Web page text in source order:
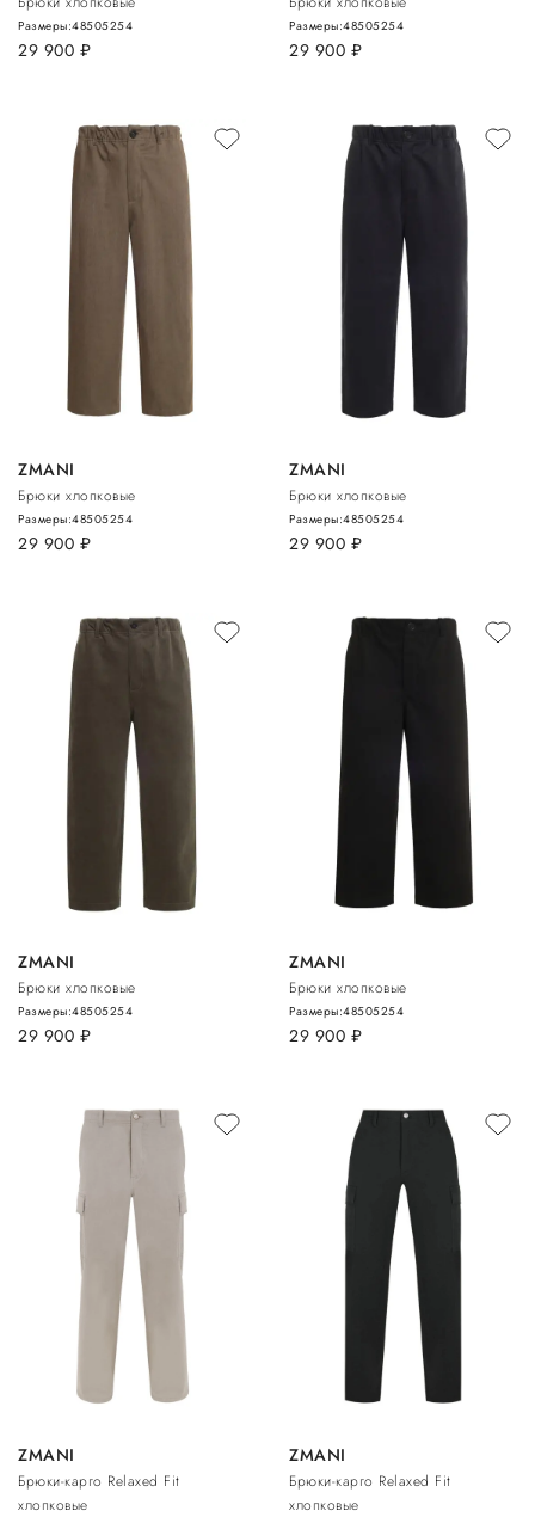
29 900 руб.
Размеры:48505254
29 900 руб.
Размеры:48505254
ZMANI
Брюки хлопковые
29 900 руб.
Размеры:48505254
ZMANI
Брюки хлопковые
29 900 руб.
Размеры:48505254
ZMANI
Брюки хлопковые
29 900 руб.
Размеры:48505254
ZMANI
Брюки хлопковые
29 900 руб.
Размеры:48505254
ZMANI
Брюки-карго Relaxed Fit
хлопковые
ZMANI
Брюки-карго Relaxed Fit
хлопковые